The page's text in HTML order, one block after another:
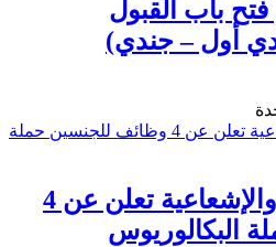
فتح باب القبول
أول – جندي)
هيئة الرقابة النووية والإشعاعية تعلن عن 4
البكالوريوس